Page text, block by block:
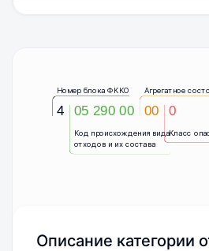
4
Номер блока ФККО
Код происхождения вида
отходов и их состава
05 290 00
Агрегатное
00
Класс
0
Описание категории